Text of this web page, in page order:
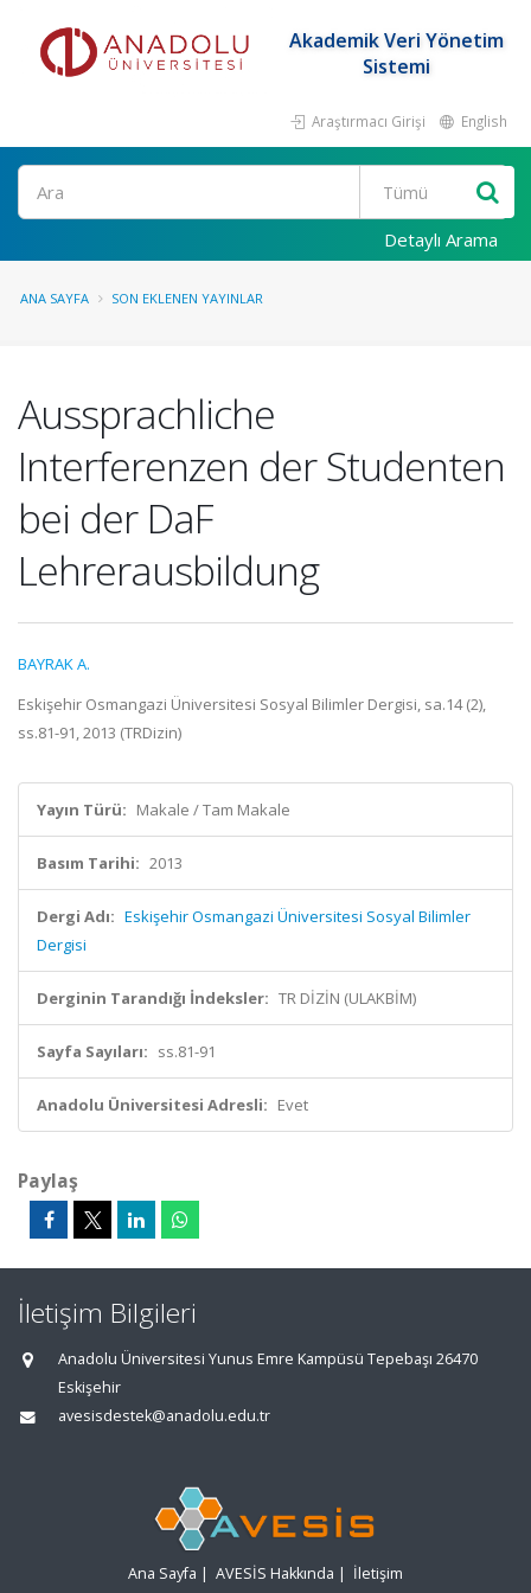
Akademik Veri Yönetim
Sistemi
Araştırmacı Girişi English
Ara
Detaylı Arama
ANA SAYFA SON EKLENEN YAYINLAR
Aussprachliche
Interferenzen der Studenten
bei der DaF
Lehrerausbildung
BAYRAK A.
Eskişehir Osmangazi Üniversitesi Sosyal Bilimler Dergisi, sa.14 (2),
ss.81-91, 2013 (TRDizin)
Yayın Türü: Makale / Tam Makale
Basım Tarihi: 2013
Dergi Adı: Eskişehir Osmangazi Üniversitesi Sosyal Bilimler
Dergisi
Derginin Tarandığı İndeksler: TR DİZİN (ULAKBİM)
Sayfa Sayıları: ss.81-91
Anadolu Üniversitesi Adresli: Evet
Paylaş
İletişim Bilgileri
Anadolu Üniversitesi Yunus Emre Kampüsü Tepebaşı 26470
Eskişehir
avesisdestek@anadolu.edu.tr
Ana Sayfa | AVESİS Hakkında | İletişim